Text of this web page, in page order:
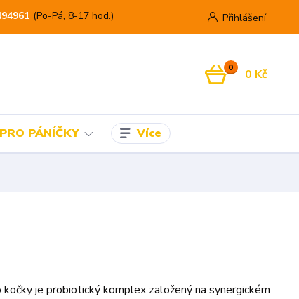
Přihlášení
(Po-Pá, 8-17 hod.)
0 0 Kč
PRO PÁNÍČKY Více
je probiotický komplex založený na synergickém